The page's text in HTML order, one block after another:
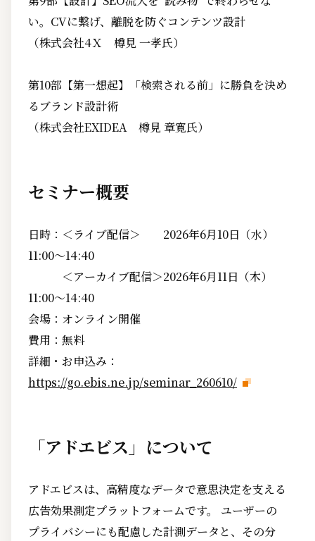
い。CVに繋げ、離脱を防ぐコンテンツ設計
（株式会社4Ｘ 樽見 一孝氏）
第10部【第一想起】「検索される前」に勝負を決め
るブランド設計術
（株式会社EXIDEA 樽見 章寛氏）
セミナー概要
日時：＜ライブ配信＞ 2026年6月10日（水）
11:00～14:40
＜アーカイブ配信＞2026年6月11日（木）
11:00～14:40
会場：オンライン開催
費用：無料
詳細・お申込み：
https://go.ebis.ne.jp/seminar_260610/
「アドエビス」について
アドエビスは、高精度なデータで意思決定を支える
広告効果測定プラットフォームです。 ユーザーの
プライバシーにも配慮した計測データと、その分